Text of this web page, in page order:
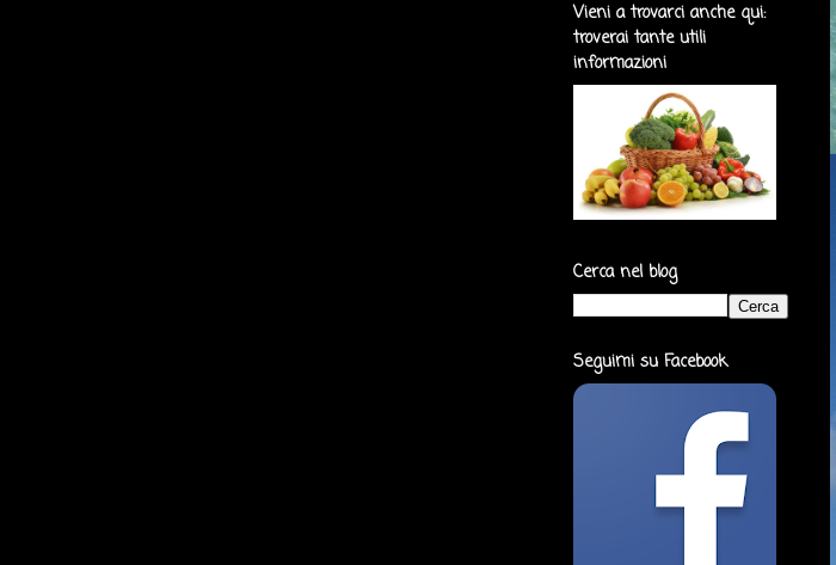
Vieni a trovarci anche qui:
troverai tante utili
informazioni
Cerca nel blog
Seguimi su Facebook